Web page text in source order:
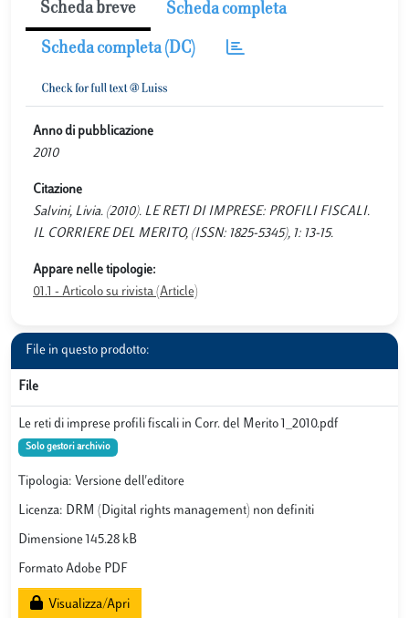
Scheda breve Scheda completa
Scheda completa (DC)
Anno di pubblicazione
2010
Citazione
Salvini, Livia. (2010). LE RETI DI IMPRESE: PROFILI FISCALI.
IL CORRIERE DEL MERITO, (ISSN: 1825-5345), 1: 13-15.
Appare nelle tipologie:
01.1 - Articolo su rivista (Article)
File in questo prodotto:
File
Le reti di imprese profili fiscali in Corr. del Merito 1_2010.pdf
Solo gestori archivio
Tipologia: Versione dell'editore
Licenza: DRM (Digital rights management) non definiti
Dimensione 145.28 kB
Formato Adobe PDF
Visualizza/Apri